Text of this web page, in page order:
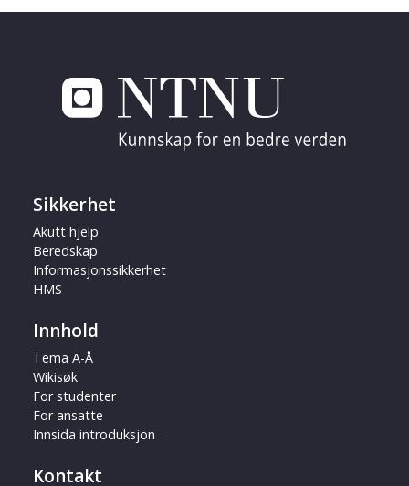
Sikkerhet
Akutt hjelp
Beredskap
Informasjonssikkerhet
HMS
Innhold
Tema A-Å
Wikisøk
For studenter
For ansatte
Innsida introduksjon
Kontakt